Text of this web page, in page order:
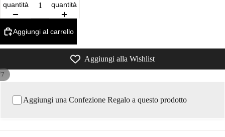
7
quantità
quantità
Aggiungi al carrello
Aggiungi alla Wishlist
Aggiungi una Confezione Regalo a questo prodotto